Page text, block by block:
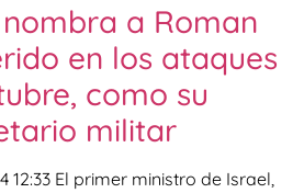
a Roman
en los ataques
como su
militar
12:33 El primer ministro de Israel,